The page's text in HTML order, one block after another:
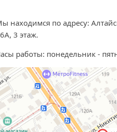
находимся по адресу:
3 этаж.
работы: понедельник -